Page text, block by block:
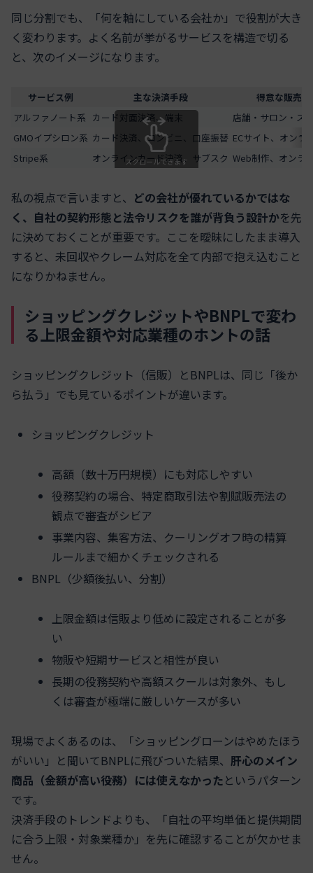
同じ分割でも、「何を軸にしている会社か」で役割が大き
く変わります。よく名前が挙がるサービスを構造で切る
と、次のイメージになります。
サービス例 主な決済手段
得意な販売
アルファノート系 カード対面決済、端末
店舗・サロン・ス
GMOイプシロン系 カード決済、コンビニ、口座振替 ECサイト、オンラ
Stripe系
オンラインカード決済、サブスク Web制作、オンラ
スクロールできます
私の視点で言いますと、 どの会社が優れているかではな
く、自社の契約形態と法令リスクを誰が背負う設計かを先
に決めておくことが重要です。ここを曖昧にしたまま導入
すると、未回収やクレーム対応を全て内部で抱え込むこと
になりかねません。
ショッピングクレジットやBNPLで変わ
る上限金額や対応業種のホントの話
ショッピングクレジット（信販）とBNPLは、同じ「後か
ら払う」でも見ているポイントが違います。
ショッピングクレジット
高額（数十万円規模）にも対応しやすい
役務契約の場合、特定商取引法や割賦販売法の
観点で審査がシビア
事業内容、集客方法、クーリングオフ時の精算
ルールまで細かくチェックされる
BNPL（少額後払い、分割）
上限金額は信販より低めに設定されることが多
い
物販や短期サービスと相性が良い
長期の役務契約や高額スクールは対象外、もし
くは審査が極端に厳しいケースが多い
現場でよくあるのは、「ショッピングローンはやめたほう
がいい」と聞いてBNPLに飛びついた結果、 肝心のメイン
商品（金額が高い役務）には使えなかったというパターン
です。
決済手段のトレンドよりも、「自社の平均単価と提供期間
に合う上限・対象業種か」を先に確認することが欠かせま
せん。